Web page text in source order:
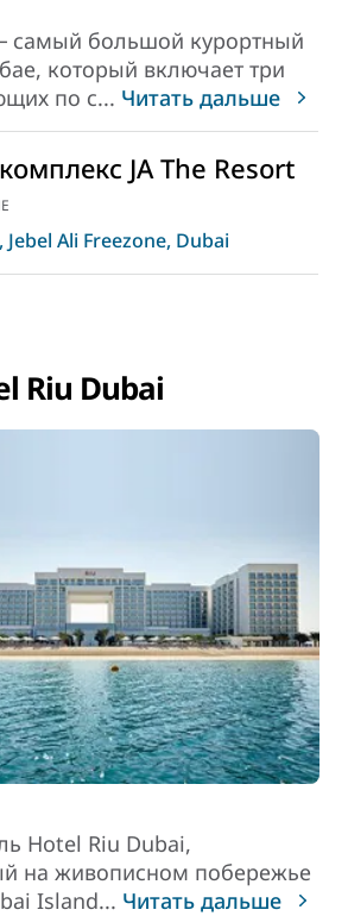
самый большой курортный
который включает три
по с... Читать дальше
JA The Resort
Jebel Ali Freezone, Dubai
Riu Dubai
Hotel Riu Dubai,
на живописном побережье
Island... Читать дальше